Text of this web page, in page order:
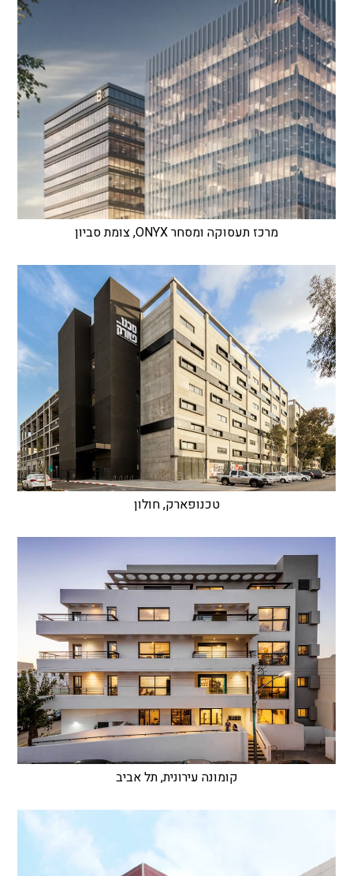
מרכז תעסוקה ומסחר ONYX, צומת סביון
טכנופארק, חולון
קומונה עירונית, תל אביב